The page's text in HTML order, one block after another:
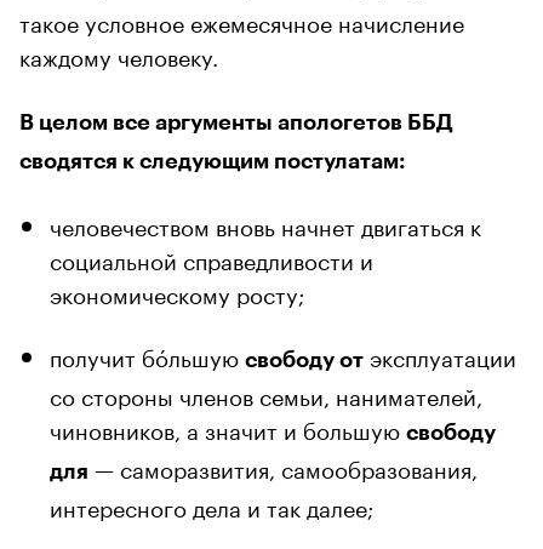
такое условное ежемесячное начисление
каждому человеку.
В целом все аргументы апологетов ББД
сводятся к следующим постулатам:
человечеством вновь начнет двигаться к
социальной справедливости и
экономическому росту;
получит бóльшую свободу от эксплуатации
со стороны членов семьи, нанимателей,
чиновников, а значит и большую свободу
для — саморазвития, самообразования,
интересного дела и так далее;